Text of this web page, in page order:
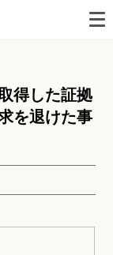
得した証拠
を退けた事